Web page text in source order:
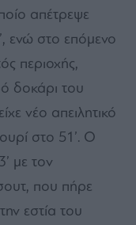
απέτρεψε
ενώ στο επόμενο
περιοχής,
δοκάρι του
νέο απειλητικό
στο 51’. Ο
με τον
που πήρε
εστία του